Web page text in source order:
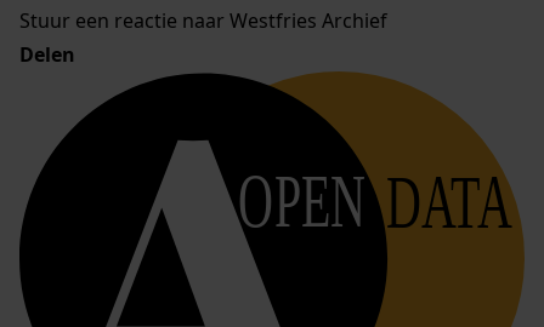
Stuur een reactie naar Westfries Archief
Delen
OPEN DATA